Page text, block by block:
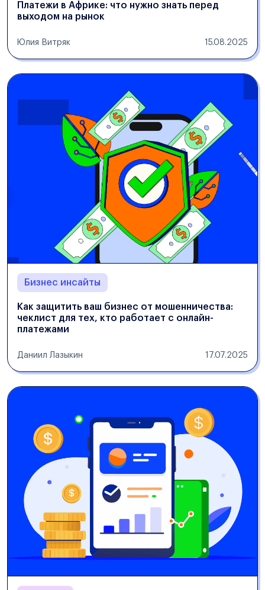
Платежи в Африке: что нужно знать перед
выходом на рынок
Юлия Витряк 15.08.2025
Бизнес инсайты
Как защитить ваш бизнес от мошенничества:
чеклист для тех, кто работает с онлайн-
платежами
Даниил Лазыкин 17.07.2025